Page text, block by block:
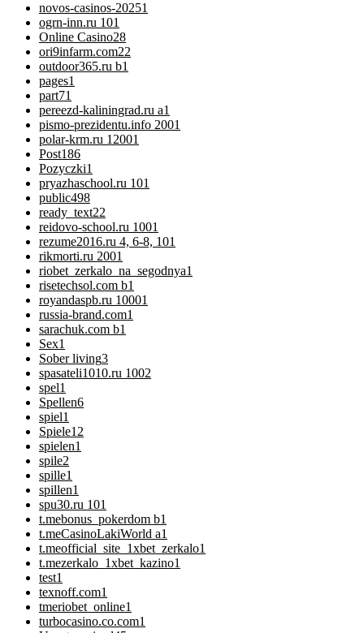
novos-casinos-20251
ogrn-inn.ru 101
Online Casino28
ori9infarm.com22
outdoor365.ru b1
pages1
part71
pereezd-kaliningrad.ru a1
pismo-prezidentu.info 2001
polar-krm.ru 12001
Post186
Pozyczki1
pryazhaschool.ru 101
public498
ready_text22
reidovo-school.ru 1001
rezume2016.ru 4, 6-8, 101
rikmorti.ru 2001
riobet_zerkalo_na_segodnya1
risetechsol.com b1
royandaspb.ru 10001
russia-brand.com1
sarachuk.com b1
Sex1
Sober living3
spasateli1010.ru 1002
spel1
Spellen6
spiel1
Spiele12
spielen1
spile2
spille1
spillen1
spu30.ru 101
t.mebonus_pokerdom b1
t.meCasinoLakiWorld a1
t.meofficial_site_1xbet_zerkalo1
t.mezerkalo_1xbet_kazino1
test1
texnoff.com1
tmeriobet_online1
turbocasino.co.com1